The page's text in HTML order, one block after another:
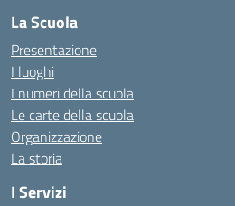
La Scuola
Presentazione
I luoghi
I numeri della scuola
Le carte della scuola
Organizzazione
La storia
I Servizi